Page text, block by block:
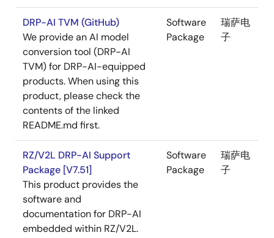
DRP-AI TVM (GitHub)
We provide an AI model
conversion tool (DRP-AI
TVM) for DRP-AI-equipped
products. When using this
product, please check the
contents of the linked
README.md first.
Software
Package
瑞萨电
子
RZ/V2L DRP-AI Support
Package [V7.51]
This product provides the
software and
documentation for DRP-AI
embedded within RZ/V2L.
Software
Package
瑞萨电
子